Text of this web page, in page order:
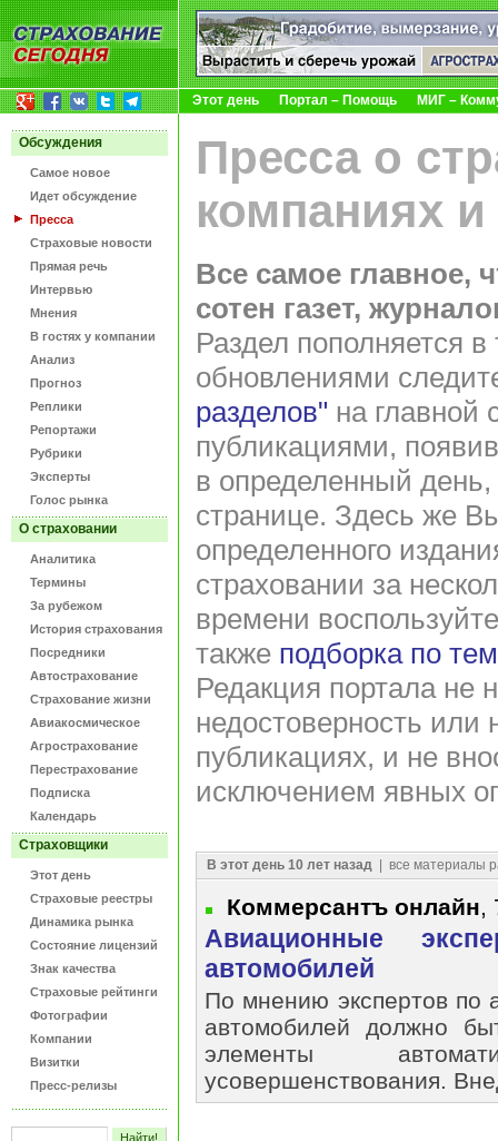
Этот день Портал – Помощь МИГ –
Обсуждения
Самое новое
Идет обсуждение
Пресса
Страховые новости
Прямая речь
Интервью
Мнения
В гостях у компании
Анализ
Прогноз
Реплики
Репортажи
Рубрики
Эксперты
Голос рынка
О страховании
Аналитика
Термины
За рубежом
История страхования
Посредники
Автострахование
Страхование жизни
Авиакосмическое
Агрострахование
Перестрахование
Подписка
Календарь
Страховщики
Этот день
Страховые реестры
Динамика рынка
Состояние лицензий
Знак качества
Страховые рейтинги
Фотографии
Компании
Визитки
Пресс-релизы
Пресса о
компаниях
Все самое главное,
сотен газет,
Раздел пополняется
обновлениями
разделов" на главной
публикациями,
в определенный
странице. Здесь же
определенного
страховании за
времени
также подборка по
Редакция портала не
недостоверность
публикациях, и не
исключением явных
В этот день 10 лет назад | все материалы
Коммерсантъ онлайн,
Авиационные
автомобилей
По мнению экспертов по
автомобилей должно
элементы
усовершенствования.